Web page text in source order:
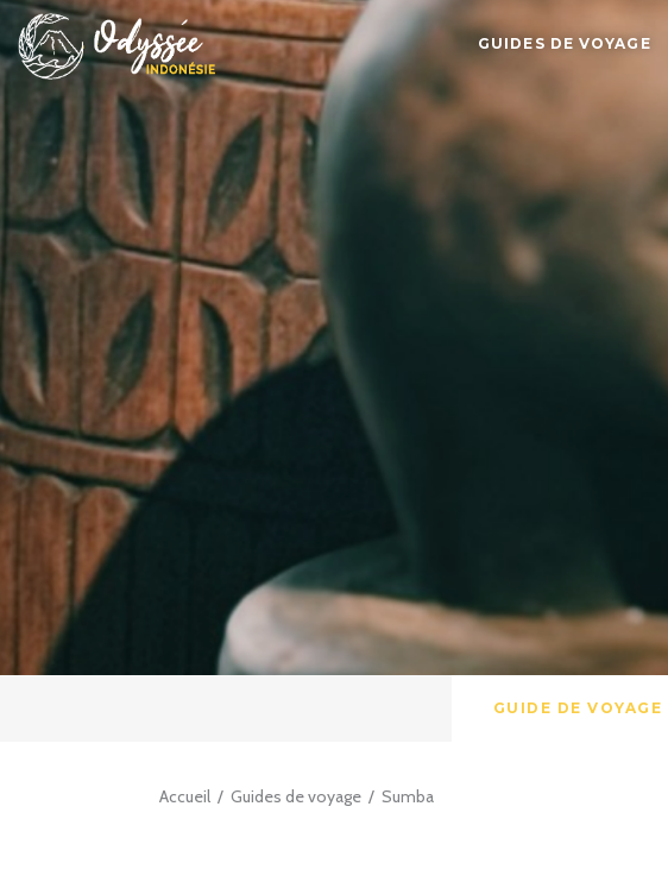
GUIDES DE VOYAGE
GUIDE DE VOYAGE
Accueil / Guides de voyage /Sumba